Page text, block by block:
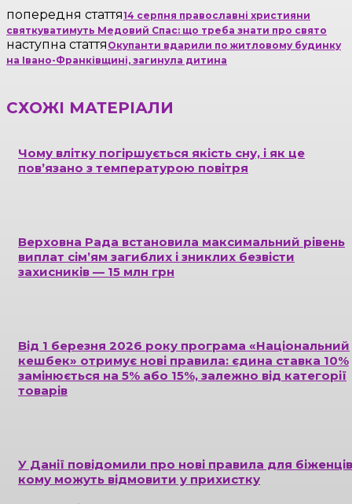
попередня стаття14 серпня православні християни
святкуватимуть Медовий Спас: що треба знати про свято
наступна стаття Окупанти вдарили по житловому будинку
на Івано-Франківщині, загинула дитина
СХОЖІ МАТЕРІАЛИ
Чому влітку погіршується якість сну, і як це
пов’язано з температурою повітря
Верховна Рада встановила максимальний рівень
виплат сім’ям загиблих і зниклих безвісти
захисників — 15 млн грн
Від 1 березня 2026 року програма «Національний
кешбек» отримує нові правила: єдина ставка 10%
замінюється на 5% або 15%, залежно від категорії
товарів
У Данії повідомили про нові правила для
кому можуть відмовити у прихистку